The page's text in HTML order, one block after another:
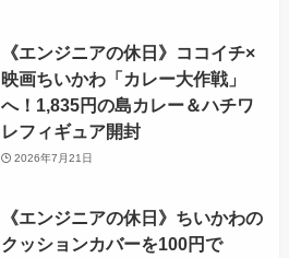
《エンジニアの休日》ココイチ×
映画ちいかわ「カレー大作戦」
へ！1,835円の島カレー＆ハチワ
レフィギュア開封
2026年7月21日
《エンジニアの休日》ちいかわの
クッションカバーを100円で